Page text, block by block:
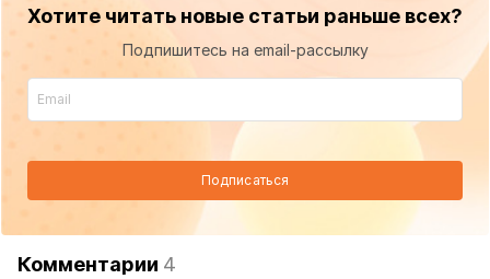
Хотите читать новые статьи раньше всех?
Подпишитесь на email-рассылку
Подписаться
Комментарии 4